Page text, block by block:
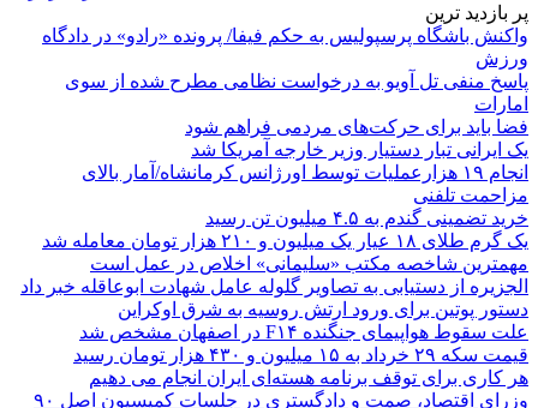
پر بازدید ترین
واکنش باشگاه پرسپولیس به حکم فیفا/ پرونده «رادو» در دادگاه
ورزش
پاسخ منفی تل آویو به درخواست نظامی مطرح شده از سوی
امارات
فضا باید برای حرکت‌های مردمی فراهم شود
یک ایرانی تبار دستیار وزیر خارجه آمریکا شد
انجام ۱۹ هزارعملیات توسط اورژانس کرمانشاه/آمار بالای
مزاحمت تلفنی
خرید تضمینی گندم به ۴.۵ میلیون تن رسید
یک گرم طلای ۱۸ عیار یک میلیون و ۲۱۰ هزار تومان معامله شد
مهمترین شاخصه مکتب «سلیمانی» اخلاص در عمل است
الجزیره از دستیابی به تصاویر گلوله عامل شهادت ابوعاقله خبر داد
دستور پوتین برای ورود ارتش روسیه به شرق اوکراین
علت سقوط هواپیمای جنگنده F۱۴ در اصفهان مشخص شد
قیمت سکه ۲۹ خرداد به ۱۵ میلیون و ۴۳۰ هزار تومان رسید
هر کاری برای توقف برنامه هسته‌ای ایران انجام می دهیم
وزرای اقتصاد، صمت و دادگستری در جلسات کمیسیون اصل ۹۰